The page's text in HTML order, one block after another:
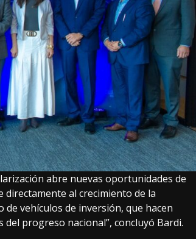
abre nuevas oportunidades de
al crecimiento de la
vehículos de inversión, que hacen
progreso nacional”, concluyó Bardi.